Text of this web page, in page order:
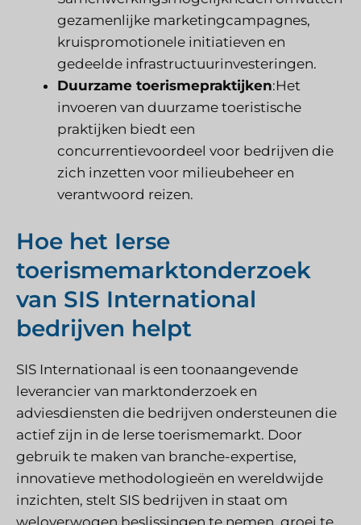
gezamenlijke marketingcampagnes,
kruispromotionele initiatieven en
gedeelde infrastructuurinvesteringen.
Duurzame toerismepraktijken:Het
invoeren van duurzame toeristische
praktijken biedt een
concurrentievoordeel voor bedrijven die
zich inzetten voor milieubeheer en
verantwoord reizen.
Hoe het Ierse
toerismemarktonderzoek
van SIS International
bedrijven helpt
SIS Internationaal is een toonaangevende
leverancier van marktonderzoek en
adviesdiensten die bedrijven ondersteunen die
actief zijn in de Ierse toerismemarkt. Door
gebruik te maken van branche-expertise,
innovatieve methodologieën en wereldwijde
inzichten, stelt SIS bedrijven in staat om
weloverwogen beslissingen te nemen, groei te